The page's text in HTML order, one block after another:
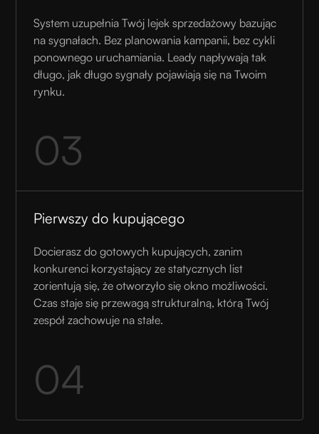
System uzupełnia Twój lejek sprzedażowy bazując
na sygnałach. Bez planowania kampanii, bez cykli
ponownego uruchamiania. Leady napływają tak
długo, jak długo sygnały pojawiają się na Twoim
rynku.
03
Pierwszy do kupującego
Docierasz do gotowych kupujących, zanim
konkurenci korzystający ze statycznych list
zorientują się, że otworzyło się okno możliwości.
Czas staje się przewagą strukturalną, którą Twój
zespół zachowuje na stałe.
04